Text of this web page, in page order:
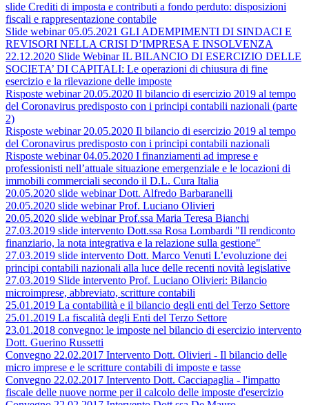
slide Crediti di imposta e contributi a fondo perduto: disposizioni
fiscali e rappresentazione contabile
Slide webinar 05.05.2021 GLI ADEMPIMENTI DI SINDACI E
REVISORI NELLA CRISI D’IMPRESA E INSOLVENZA
22.12.2020 Slide Webinar IL BILANCIO DI ESERCIZIO DELLE
SOCIETA’ DI CAPITALI: Le operazioni di chiusura di fine
esercizio e la rilevazione delle imposte
Risposte webinar 20.05.2020 Il bilancio di esercizio 2019 al tempo
del Coronavirus predisposto con i principi contabili nazionali (parte
2)
Risposte webinar 20.05.2020 Il bilancio di esercizio 2019 al tempo
del Coronavirus predisposto con i principi contabili nazionali
Risposte webinar 04.05.2020 I finanziamenti ad imprese e
professionisti nell’attuale situazione emergenziale e le locazioni di
immobili commerciali secondo il D.L. Cura Italia
20.05.2020 slide webinar Dott. Alfredo Barbaranelli
20.05.2020 slide webinar Prof. Luciano Olivieri
20.05.2020 slide webinar Prof.ssa Maria Teresa Bianchi
27.03.2019 slide intervento Dott.ssa Rosa Lombardi "Il rendiconto
finanziario, la nota integrativa e la relazione sulla gestione"
27.03.2019 slide intervento Dott. Marco Venuti L’evoluzione dei
principi contabili nazionali alla luce delle recenti novità legislative
27.03.2019 Slide intervento Prof. Luciano Olivieri: Bilancio
microimprese, abbreviato, scritture contabili
25.01.2019 La contabilità e il bilancio degli enti del Terzo Settore
25.01.2019 La fiscalità degli Enti del Terzo Settore
23.01.2018 convegno: le imposte nel bilancio di esercizio intervento
Dott. Guerino Russetti
Convegno 22.02.2017 Intervento Dott. Olivieri - Il bilancio delle
micro imprese e le scritture contabili di imposte e tasse
Convegno 22.02.2017 Intervento Dott. Cacciapaglia - l'impatto
fiscale delle nuove norme per il calcolo delle imposte d'esercizio